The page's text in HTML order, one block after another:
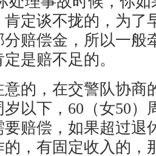
肯定谈不拢的，为了
赔偿金，所以一般
是赔不足的。
的，在交警队协商
以下，60（女50）
赔偿，如果超过退
，有固定收入的，